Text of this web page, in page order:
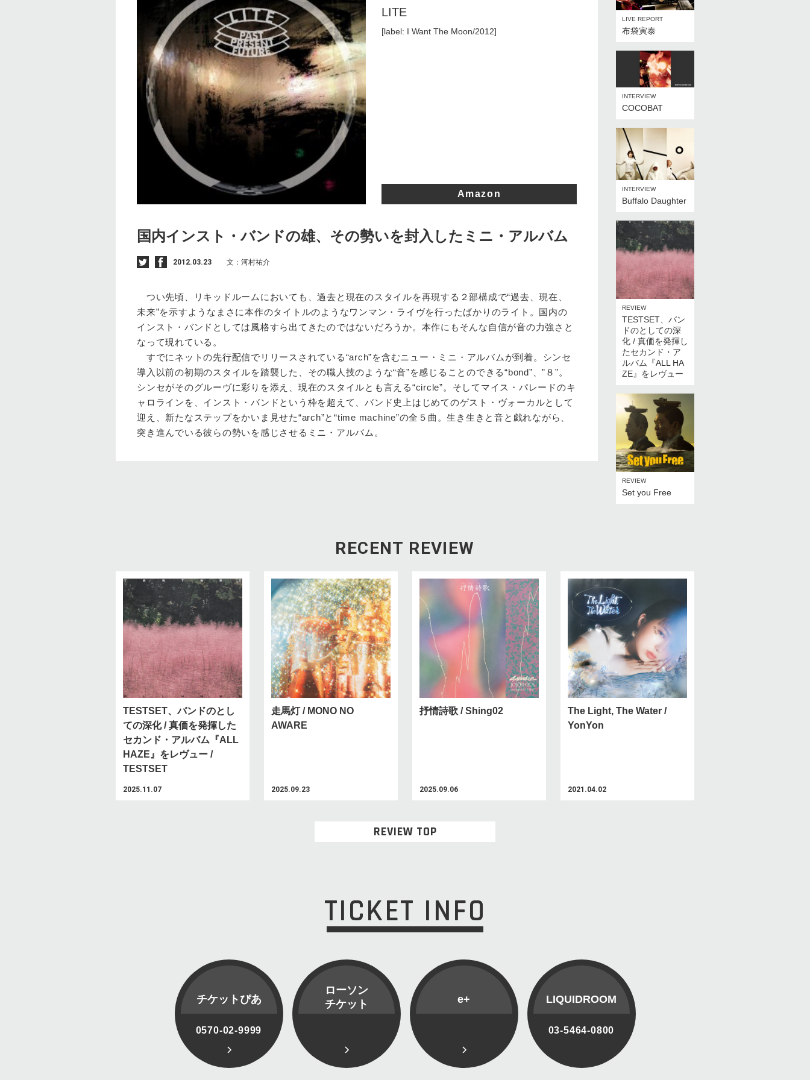
LITE
[label: I Want The Moon/2012]
Amazon
国内インスト・バンドの雄、その勢いを封入したミニ・アルバム
2012.03.23 文：河村祐介
つい先頃、リキッドルームにおいても、過去と現在のスタイルを再現する２部構成で“過去、現在、
未来”を示すようなまさに本作のタイトルのようなワンマン・ライヴを行ったばかりのライト。国内の
インスト・バンドとしては風格すら出てきたのではないだろうか。本作にもそんな自信が音の力強さと
なって現れている。
すでにネットの先行配信でリリースされている“arch”を含むニュー・ミニ・アルバムが到着。シンセ
導入以前の初期のスタイルを踏襲した、その職人技のような“音”を感じることのできる“bond”、”８”。
シンセがそのグルーヴに彩りを添え、現在のスタイルとも言える“circle”。そしてマイス・パレードのキ
ャロラインを、インスト・バンドという枠を超えて、バンド史上はじめてのゲスト・ヴォーカルとして
迎え、新たなステップをかいま見せた“arch”と“time machine”の全５曲。生き生きと音と戯れながら、
突き進んでいる彼らの勢いを感じさせるミニ・アルバム。
LIVE REPORT
布袋寅泰
INTERVIEW
COCOBAT
INTERVIEW
Buffalo Daughter
REVIEW
TESTSET、バン
ドのとしての深
化 / 真価を発揮し
たセカンド・ア
ルバム『ALL HA
ZE』をレヴュー
REVIEW
Set you Free
RECENT REVIEW
TESTSET、バンドのとし
ての深化 / 真価を発揮した
セカンド・アルバム『ALL
HAZE』をレヴュー /
TESTSET
2025.11.07
走馬灯 / MONO NO
AWARE
2025.09.23
抒情詩歌 / Shing02
2025.09.06
The Light, The Water /
YonYon
2021.04.02
REVIEW TOP
TICKET INFO
チケットぴあ
0570-02-9999
ローソン
チケット
e+ LIQUIDROOM
03-5464-0800